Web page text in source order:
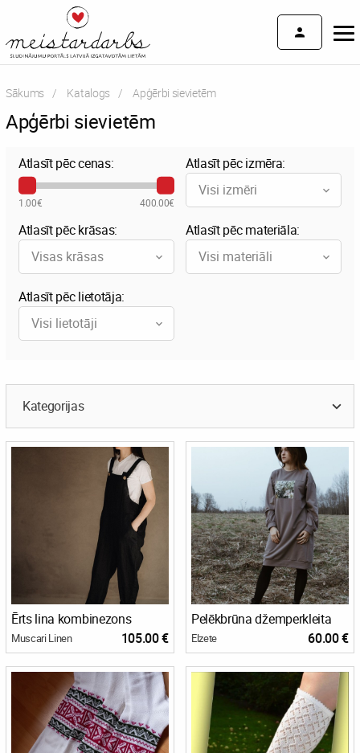
Sākums Katalogs Current:
Apģērbi sievietēm
Apģērbi sievietēm
Atlasīt pēc cenas:
1.00€ 400.00€
Atlasīt pēc izmēra:
Visi izmēri
Atlasīt pēc krāsas:
Visas krāsas
Atlasīt pēc materiāla:
Visi materiāli
Atlasīt pēc lietotāja:
Visi lietotāji
Kategorijas
Ērts lina kombinezons
Muscari Linen 105.00 €
Pelēkbrūna džemperkleita
Elzete 60.00 €